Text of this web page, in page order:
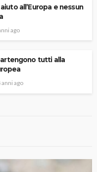
all’Europa e nessun
ago
tutti alla
anni ago